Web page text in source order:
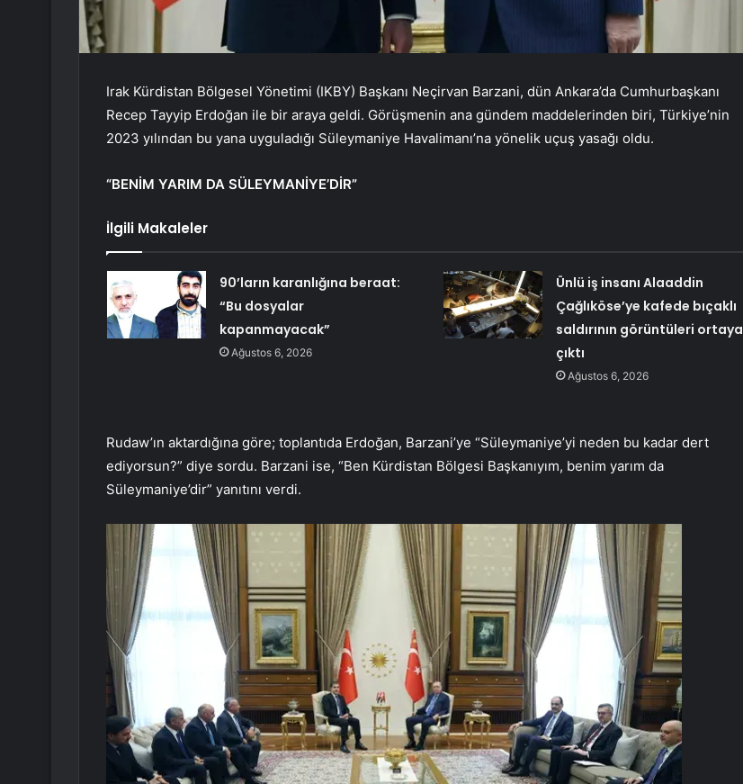
Irak Kürdistan Bölgesel Yönetimi (IKBY) Başkanı Neçirvan Barzani, dün Ankara’da Cumhurbaşkanı
Recep Tayyip Erdoğan ile bir araya geldi. Görüşmenin ana gündem maddelerinden biri, Türkiye’nin
2023 yılından bu yana uyguladığı Süleymaniye Havalimanı’na yönelik uçuş yasağı oldu.
“BENİM YARIM DA SÜLEYMANİYE’DİR”
İlgili Makaleler
90’ların karanlığına beraat:
“Bu dosyalar
kapanmayacak”
Ağustos 6, 2026
Ünlü iş insanı Alaaddin
Çağlıköse’ye kafede bıçaklı
saldırının görüntüleri ortaya
çıktı
Ağustos 6, 2026
Rudaw’ın aktardığına göre; toplantıda Erdoğan, Barzani’ye “Süleymaniye’yi neden bu kadar dert
ediyorsun?” diye sordu. Barzani ise, “Ben Kürdistan Bölgesi Başkanıyım, benim yarım da
Süleymaniye’dir” yanıtını verdi.